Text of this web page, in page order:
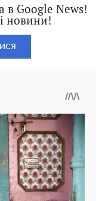
в Google News!
новини!